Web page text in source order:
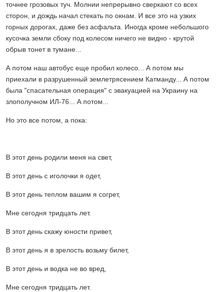
точнее грозовых туч. Молнии непрерывно сверкают со всех
сторон, и дождь начал стекать по окнам. И все это на узких
горных дорогах, даже без асфальта. Иногда кроме небольшого
кусочка земли сбоку под колесом ничего не видно - крутой
обрыв тонет в тумане...
А потом наш автобус еще пробил колесо... А потом мы
приехали в разрушенный землетрясением Катманду... А потом
была "спасательная операция" с эвакуацией на Украину на
злополучном ИЛ-76... А потом...
Но это все потом, а пока:
В этот день родили меня на свет,
В этот день с иголочки я одет,
В этот день теплом вашим я согрет,
Мне сегодня тридцать лет.
В этот день скажу юности привет,
В этот день я в зрелость возьму билет,
В этот день и водка не во вред,
Мне сегодня тридцать лет.